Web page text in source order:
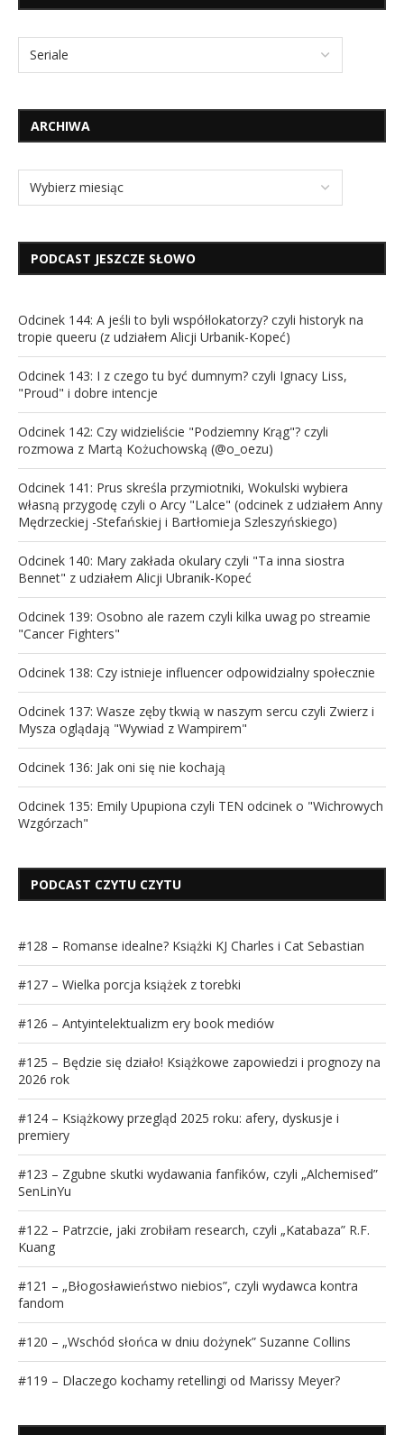
ARCHIWA
PODCAST JESZCZE SŁOWO
Odcinek 144: A jeśli to byli współlokatorzy? czyli historyk na
tropie queeru (z udziałem Alicji Urbanik-Kopeć)
Odcinek 143: I z czego tu być dumnym? czyli Ignacy Liss,
"Proud" i dobre intencje
Odcinek 142: Czy widzieliście "Podziemny Krąg"? czyli
rozmowa z Martą Kożuchowską (@o_oezu)
Odcinek 141: Prus skreśla przymiotniki, Wokulski wybiera
własną przygodę czyli o Arcy "Lalce" (odcinek z udziałem Anny
Mędrzeckiej -Stefańskiej i Bartłomieja Szleszyńskiego)
Odcinek 140: Mary zakłada okulary czyli "Ta inna siostra
Bennet" z udziałem Alicji Ubranik-Kopeć
Odcinek 139: Osobno ale razem czyli kilka uwag po streamie
"Cancer Fighters"
Odcinek 138: Czy istnieje influencer odpowidzialny społecznie
Odcinek 137: Wasze zęby tkwią w naszym sercu czyli Zwierz i
Mysza oglądają "Wywiad z Wampirem"
Odcinek 136: Jak oni się nie kochają
Odcinek 135: Emily Upupiona czyli TEN odcinek o "Wichrowych
Wzgórzach"
PODCAST CZYTU CZYTU
#128 – Romanse idealne? Książki KJ Charles i Cat Sebastian
#127 – Wielka porcja książek z torebki
#126 – Antyintelektualizm ery book mediów
#125 – Będzie się działo! Książkowe zapowiedzi i prognozy na
2026 rok
#124 – Książkowy przegląd 2025 roku: afery, dyskusje i
premiery
#123 – Zgubne skutki wydawania fanfików, czyli „Alchemised”
SenLinYu
#122 – Patrzcie, jaki zrobiłam research, czyli „Katabaza” R.F.
Kuang
#121 – „Błogosławieństwo niebios”, czyli wydawca kontra
fandom
#120 – „Wschód słońca w dniu dożynek” Suzanne Collins
#119 – Dlaczego kochamy retellingi od Marissy Meyer?